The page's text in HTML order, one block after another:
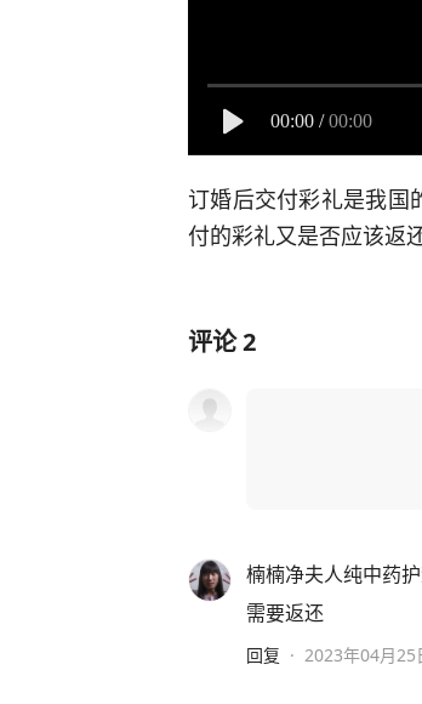
00:00 / 00:00
订婚后交付彩礼是我国
付的彩礼又是否应该返
评论2
楠楠净夫人纯中药
需要返还
回复 · 2023年04月25